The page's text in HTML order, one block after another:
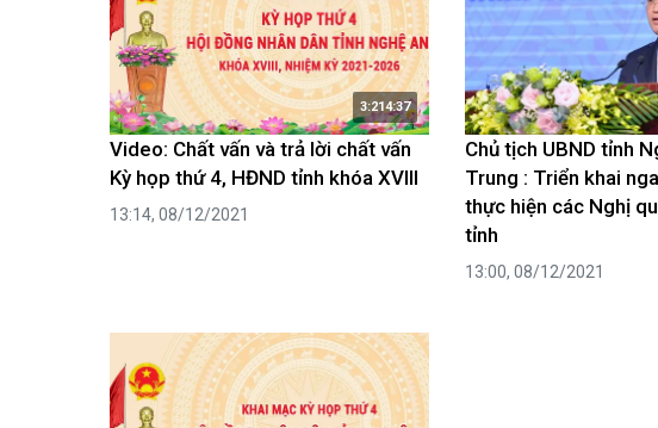
3:214:37
Video: Chất vấn và trả lời chất vấn
Kỳ họp thứ 4, HĐND tỉnh khóa XVIII
13:14, 08/12/2021
Chủ tịch UBND tỉnh
Trung : Triển khai
thực hiện các Nghị
tỉnh
13:00, 08/12/2021